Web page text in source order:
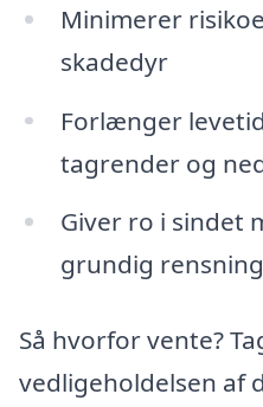
Minimerer
skadedyr
Forlænger
tagrender og
Giver ro i sindet
grundig rensning
Så hvorfor vente?
vedligeholdelsen af